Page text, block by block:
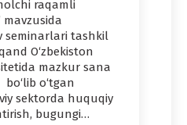
raqamli
seminarlari tashkil
O‘zbekiston
mazkur sana
o‘tgan
sektorda huquqiy
bugungi…